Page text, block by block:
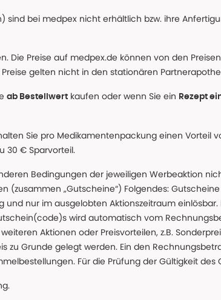
bei medpex nicht erhältlich bzw. ihre
Die Preise auf medpex.de können von den
gelten nicht in den stationären
ab Bestellwert kaufen oder wenn Sie ein Rezept
Sie pro Medikamentenpackung einen Vorteil
30 € Sparvorteil.
Bedingungen der jeweiligen Werbeaktion
(zusammen „Gutscheine“) Folgendes:
nur im ausgelobten Aktionszeitraum
wird automatisch vom
Aktionen oder Preisvorteilen, z.B.
zu Grunde gelegt werden. Ein den
Für die Prüfung der Gültigkeit